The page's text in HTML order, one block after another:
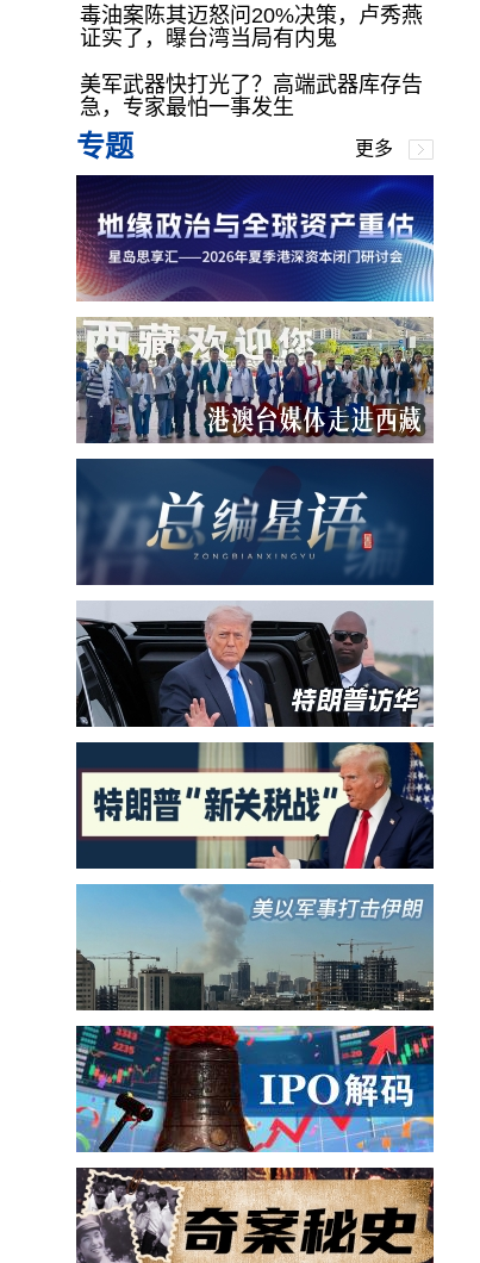
毒油案陈其迈怒问20%决策，卢秀燕
证实了，曝台湾当局有内鬼
美军武器快打光了？高端武器库存告
急，专家最怕一事发生
专题 更多